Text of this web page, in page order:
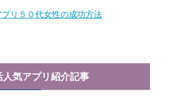
リ５０代女性の成功方法
人気アプリ紹介記事